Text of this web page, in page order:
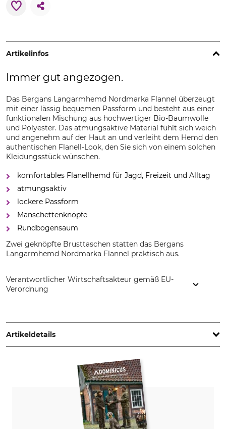
Artikelinfos
Immer gut angezogen.
Das Bergans Langarmhemd Nordmarka Flannel überzeugt
mit einer lässig bequemen Passform und besteht aus einer
funktionalen Mischung aus hochwertiger Bio-Baumwolle
und Polyester. Das atmungsaktive Material fühlt sich weich
und angenehm auf der Haut an und verleiht dem Hemd den
authentischen Flanell-Look, den Sie sich von einem solchen
Kleidungsstück wünschen.
komfortables Flanellhemd für Jagd, Freizeit und Alltag
atmungsaktiv
lockere Passform
Manschettenknöpfe
Rundbogensaum
Zwei geknöpfte Brusttaschen statten das Bergans
Langarmhemd Nordmarka Flannel praktisch aus.
Verantwortlicher Wirtschaftsakteur gemäß EU-
Verordnung
Norderstedt, Germany, www.bergans.com
Artikeldetails
Produkttyp
Langarmhemd
Modellbezeichnung
Oberstoff
60% Baumwolle
40% Polyester